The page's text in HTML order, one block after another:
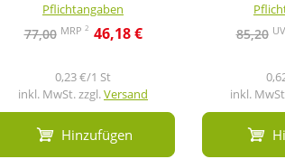
Pflichtangaben
77,00 MRP 2 46,18 €
0,23 €/1 St
inkl. MwSt. zzgl.Versand
Hinzufügen
85,20
inkl.